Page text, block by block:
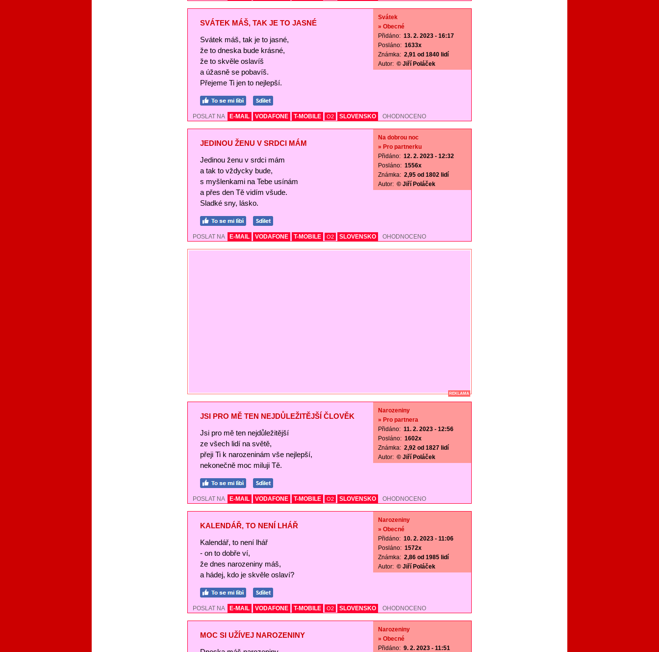
SVÁTEK MÁŠ, TAK JE TO JASNÉ
Svátek máš, tak je to jasné,
že to dneska bude krásné,
že to skvěle oslavíš
a úžasně se pobavíš.
Přejeme Ti jen to nejlepší.
Svátek
» Obecné
Přidáno: 13. 2. 2023 - 16:17
Posláno: 1633x
Známka: 2,91 od 1840 lidí
Autor: © Jiří Poláček
POSLAT NA E-MAIL VODAFONE T-MOBILE O2 SLOVENSKO OHODNOCENO
JEDINOU ŽENU V SRDCI MÁM
Jedinou ženu v srdci mám
a tak to vždycky bude,
s myšlenkami na Tebe usínám
a přes den Tě vidím všude.
Sladké sny, lásko.
Na dobrou noc
» Pro partnerku
Přidáno: 12. 2. 2023 - 12:32
Posláno: 1556x
Známka: 2,95 od 1802 lidí
Autor: © Jiří Poláček
POSLAT NA E-MAIL VODAFONE T-MOBILE O2 SLOVENSKO OHODNOCENO
REKLAMA
JSI PRO MĚ TEN NEJDŮLEŽITĚJŠÍ ČLOVĚK
Jsi pro mě ten nejdůležitější
ze všech lidí na světě,
přeji Ti k narozeninám vše nejlepší,
nekonečně moc miluji Tě.
Narozeniny
» Pro partnera
Přidáno: 11. 2. 2023 - 12:56
Posláno: 1602x
Známka: 2,92 od 1827 lidí
Autor: © Jiří Poláček
POSLAT NA E-MAIL VODAFONE T-MOBILE O2 SLOVENSKO OHODNOCENO
KALENDÁŘ, TO NENÍ LHÁŘ
Kalendář, to není lhář
- on to dobře ví,
že dnes narozeniny máš,
a hádej, kdo je skvěle oslaví?
Narozeniny
» Obecné
Přidáno: 10. 2. 2023 - 11:06
Posláno: 1572x
Známka: 2,86 od 1985 lidí
Autor: © Jiří Poláček
POSLAT NA E-MAIL VODAFONE T-MOBILE O2 SLOVENSKO OHODNOCENO
MOC SI UŽÍVEJ NAROZENINY
Narozeniny
» Obecné
Přidáno: 9. 2. 2023 - 11:51